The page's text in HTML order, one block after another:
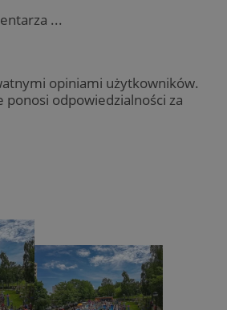
...
opiniami użytkowników.
ponosi odpowiedzialności za